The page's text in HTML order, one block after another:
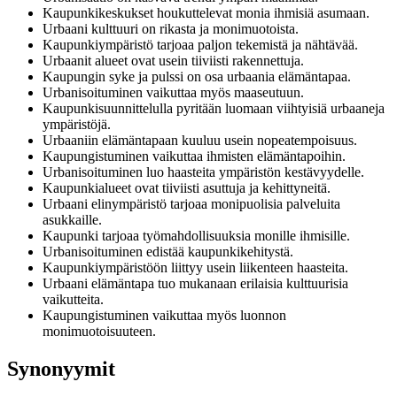
Kaupunkikeskukset houkuttelevat monia ihmisiä asumaan.
Urbaani kulttuuri on rikasta ja monimuotoista.
Kaupunkiympäristö tarjoaa paljon tekemistä ja nähtävää.
Urbaanit alueet ovat usein tiiviisti rakennettuja.
Kaupungin syke ja pulssi on osa urbaania elämäntapaa.
Urbanisoituminen vaikuttaa myös maaseutuun.
Kaupunkisuunnittelulla pyritään luomaan viihtyisiä urbaaneja
ympäristöjä.
Urbaaniin elämäntapaan kuuluu usein nopeatempoisuus.
Kaupungistuminen vaikuttaa ihmisten elämäntapoihin.
Urbanisoituminen luo haasteita ympäristön kestävyydelle.
Kaupunkialueet ovat tiiviisti asuttuja ja kehittyneitä.
Urbaani elinympäristö tarjoaa monipuolisia palveluita
asukkaille.
Kaupunki tarjoaa työmahdollisuuksia monille ihmisille.
Urbanisoituminen edistää kaupunkikehitystä.
Kaupunkiympäristöön liittyy usein liikenteen haasteita.
Urbaani elämäntapa tuo mukanaan erilaisia kulttuurisia
vaikutteita.
Kaupungistuminen vaikuttaa myös luonnon
monimuotoisuuteen.
Synonyymit